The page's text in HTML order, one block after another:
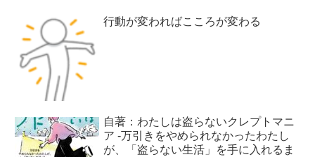
行動が変わればこころが変わる
自著：わたしは盗らないクレプトマニ
ア -万引きをやめられなかったわたし
が、「盗らない生活」を手に入れるま